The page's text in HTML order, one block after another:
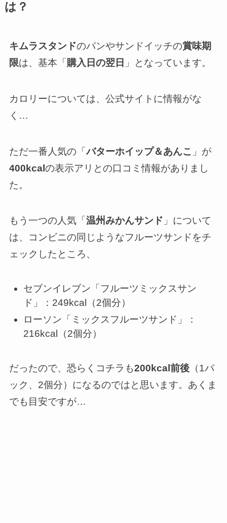
は？
キムラスタンドのパンやサンドイッチの賞味期
限は、基本「 購入日の翌日 」となっています。
カロリーについては、公式サイトに情報がな
く…
ただ一番人気の「バターホイップ＆あんこ 」が
400kcalの表示アリとの口コミ情報がありまし
た。
もう一つの人気「 温州みかんサンド 」について
は、コンビニの同じようなフルーツサンドをチ
ェックしたところ、
セブンイレブン「フルーツミックスサン
ド」：249kcal（2個分）
ローソン「ミックスフルーツサンド」：
216kcal（2個分）
だったので、恐らくコチラも200kcal前後（1パ
ック、2個分）になるのではと思います。あくま
でも目安ですが…